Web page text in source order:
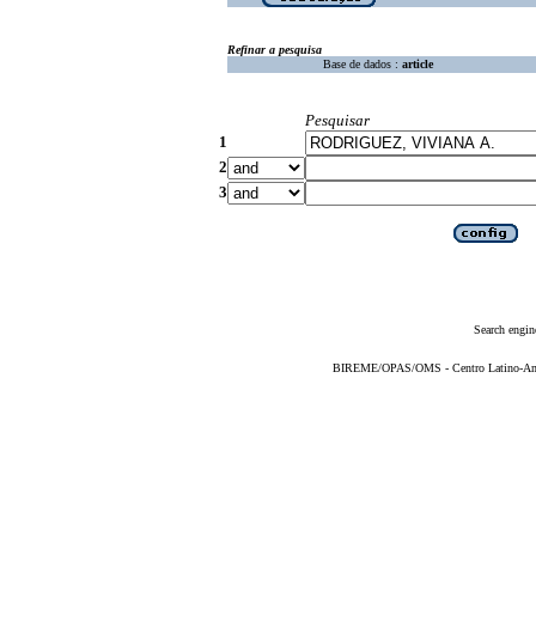
Refinar a pesquisa
Base de dados : article
Pesquisar
1
2
3
Search
BIREME/OPAS/OMS - Centro Latino-